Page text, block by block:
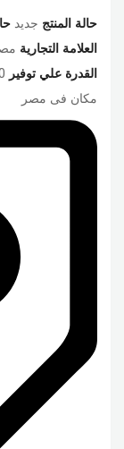
حالة المنتج جديد
العلامة التجارية
القدرة علي توفير
مكان فى مصر